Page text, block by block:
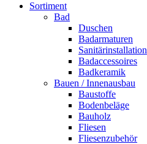
Sortiment
Bad
Duschen
Badarmaturen
Sanitärinstallation
Badaccessoires
Badkeramik
Bauen / Innenausbau
Baustoffe
Bodenbeläge
Bauholz
Fliesen
Fliesenzubehör